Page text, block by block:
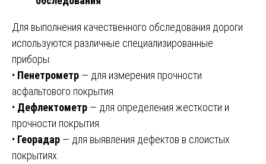
Для выполнения качественного обследования дороги
используются различные специализированные
приборы:
• Пенетрометр — для измерения прочности
асфальтового покрытия.
• Дефлектометр — для определения жесткости и
прочности покрытия.
• Георадар — для выявления дефектов в слоистых
покрытиях.